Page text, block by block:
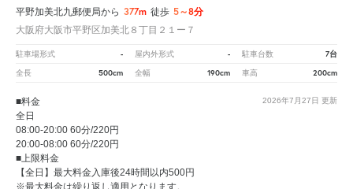
平野加美北九郵便局から 377m 徒歩 5～8分
大阪府大阪市平野区加美北８丁目２１ー７
駐車場形式 - 屋内外形式 - 駐車台数 7台
全長 500cm 全幅 190cm 車高 200cm
2026年7月27日 更新
■料金
全日
08:00-20:00 60分/220円
20:00-08:00 60分/220円
■上限料金
【全日】最大料金入庫後24時間以内500円
※最大料金は繰り返し適用となります。